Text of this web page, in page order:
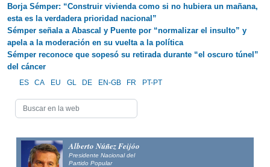
Borja Sémper: “Construir vivienda como si no hubiera un mañana,
esta es la verdadera prioridad nacional”
Sémper señala a Abascal y Puente por “normalizar el insulto” y
apela a la moderación en su vuelta a la política
Sémper reconoce que sopesó su retirada durante “el oscuro túnel”
del cáncer
ES CA EU GL DE EN-GB FR PT-PT
Alberto Núñez Feijóo
Presidente Nacional del
Partido Popular